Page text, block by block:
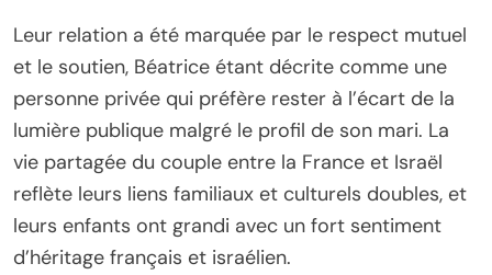
Leur relation a été marquée par le respect mutuel
et le soutien, Béatrice étant décrite comme une
personne privée qui préfère rester à l’écart de la
lumière publique malgré le profil de son mari. La
vie partagée du couple entre la France et Israël
reflète leurs liens familiaux et culturels doubles, et
leurs enfants ont grandi avec un fort sentiment
d’héritage français et israélien.